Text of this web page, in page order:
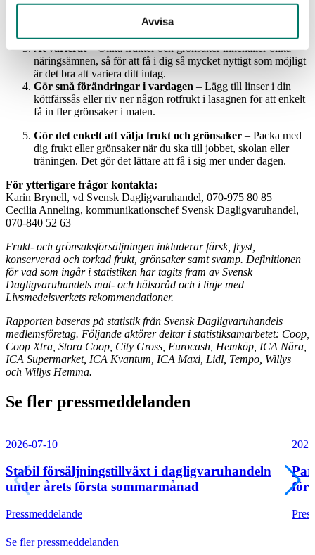
Avvisa
Ät varierat– Olika frukter och grönsaker innehåller olika
näringsämnen, så för att få i dig så mycket nyttigt som möjligt
är det bra att variera ditt intag.
Gör små förändringar i vardagen – Lägg till linser i din
köttfärssås eller riv ner någon rotfrukt i lasagnen för att enkelt
få in fler grönsaker i maten.
Gör det enkelt att välja frukt och grönsaker – Packa med
dig frukt eller grönsaker när du ska till jobbet, skolan eller
träningen. Det gör det lättare att få i sig mer under dagen.
För ytterligare frågor kontakta:
Karin Brynell, vd Svensk Dagligvaruhandel, 070-975 80 85
Cecilia Anneling, kommunikationschef Svensk Dagligvaruhandel,
070-840 52 63
Frukt- och grönsaksförsäljningen inkluderar färsk, fryst,
konserverad och torkad frukt, grönsaker samt svamp. Definitionen
för vad som ingår i statistiken har tagits fram av Svensk
Dagligvaruhandels mat- och hälsoråd och i linje med
Livsmedelsverkets rekommendationer.
Rapporten baseras på statistik från Svensk Dagligvaruhandels
medlemsföretag. Följande aktörer deltar i statistiksamarbetet: Coop,
Coop Xtra, Stora Coop, City Gross, Eurocash, Hemköp, ICA Nära,
ICA Supermarket, ICA Kvantum, ICA Maxi, Lidl, Tempo, Willys
och Willys Hemma.
Se fler pressmeddelanden
2026-07-10
Stabil försäljningstillväxt i dagligvaruhandeln
under årets första sommarmånad
Pressmeddelande
Se fler pressmeddelanden